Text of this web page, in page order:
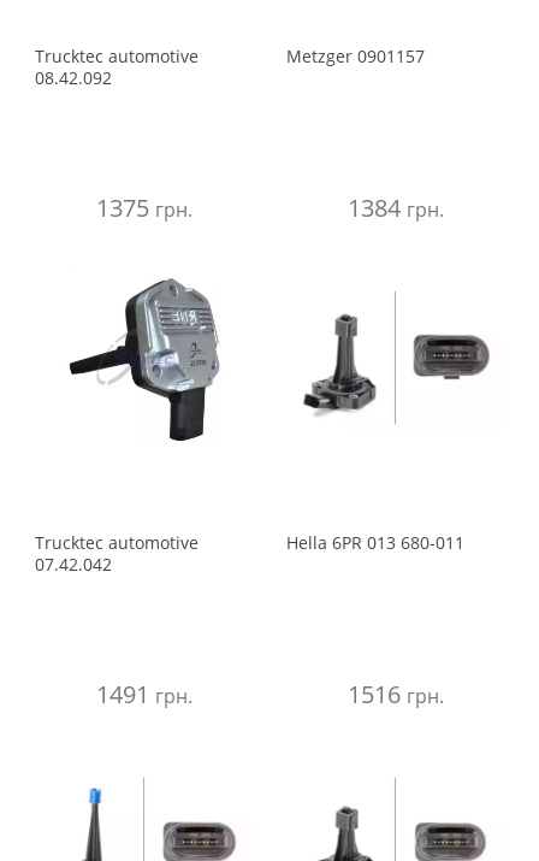
Trucktec automotive
08.42.092
1375 грн.
Metzger 0901157
1384 грн.
Trucktec automotive
07.42.042
1491 грн.
Hella 6PR 013 680-011
1516 грн.